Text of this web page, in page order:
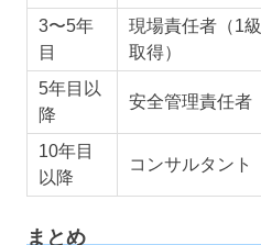
3〜5年
目
現場責任者（1級
取得）
5年目以
降
安全管理責任者
10年目
以降
コンサルタント
まとめ